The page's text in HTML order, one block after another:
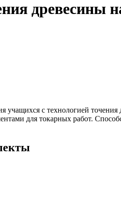
древесины
учащихся с технологией
для токарных работ.